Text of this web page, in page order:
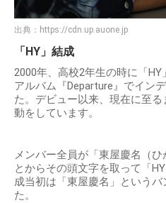
出典： https://cdn.up.auone.jp
「HY」結成
2000年、高校2年生の時に「
アルバム『Departure』でイン
た。デビュー以来、現在に至
動をしています。
メンバー全員が「東屋慶名（
とからその頭文字を取って「
成当初は「東屋慶名」という
た。